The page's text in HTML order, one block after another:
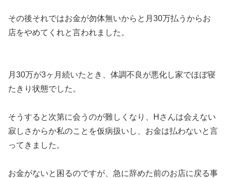
その後それではお金が勿体無いからと月30万払うからお
店をやめてくれと言われました。
月30万が3ヶ月続いたとき、体調不良が悪化し家でほぼ寝
たきり状態でした。
そうすると次第に会うのが難しくなり、Hさんは会えない
寂しさからか私のことを仮病扱いし、お金は払わないと言
ってきました。
お金がないと困るのですが、急に辞めた前のお店に戻る事